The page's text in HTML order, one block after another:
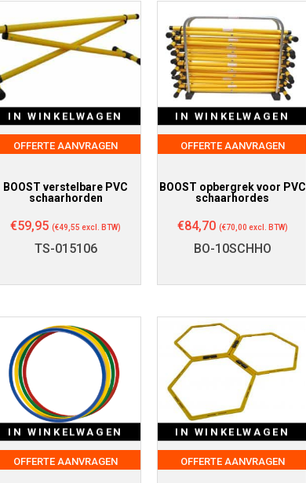
IN WINKELWAGEN
OFFERTE AANVRAGEN
BOOST verstelbare PVC
schaarhorden
€59,95 (€49,55 excl. BTW)
TS-015106
IN WINKELWAGEN
OFFERTE AANVRAGEN
BOOST opbergrek voor PVC
schaarhordes
€84,70 (€70,00 excl. BTW)
BO-10SCHHO
IN WINKELWAGEN
OFFERTE AANVRAGEN
IN WINKELWAGEN
OFFERTE AANVRAGEN